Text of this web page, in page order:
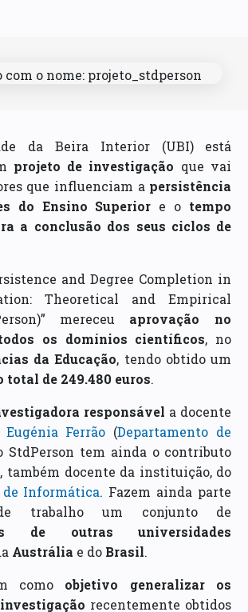
da Beira Interior (UBI) está
projeto de investigação que vai
que influenciam a persistência
do Ensino Superior e o tempo
a conclusão dos seus ciclos de
and Degree Completion in
Theoretical and Empirical
mereceu aprovação no
os domínios científicos, no
da Educação, tendo obtido um
de 249.480 euros.
responsável a docente
Ferrão (Departamento de
StdPerson tem ainda o contributo
, também docente da instituição, do
de Informática. Fazem ainda parte
trabalho um conjunto de
de outras universidades
Austrália e do Brasil.
como objetivo generalizar os
recentemente obtidos